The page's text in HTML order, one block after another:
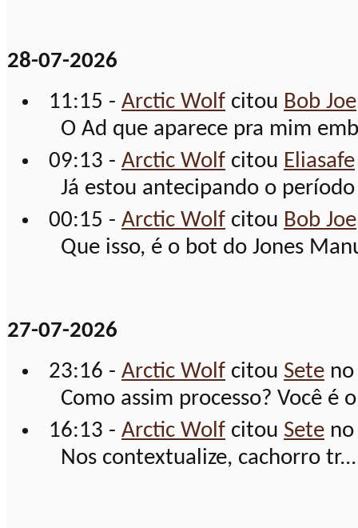
28-07-2026
11:15 - Arctic Wolf citou Bob Joe
O Ad que aparece pra mim
09:13 - Arctic Wolf citou Eliasafe
Já estou antecipando o
00:15 - Arctic Wolf citou Bob Joe
Que isso, é o bot do Jones
27-07-2026
23:16 - Arctic Wolf citou Sete
Como assim processo? Você é
16:13 - Arctic Wolf citou Sete
Nos contextualize, cachorro tr...